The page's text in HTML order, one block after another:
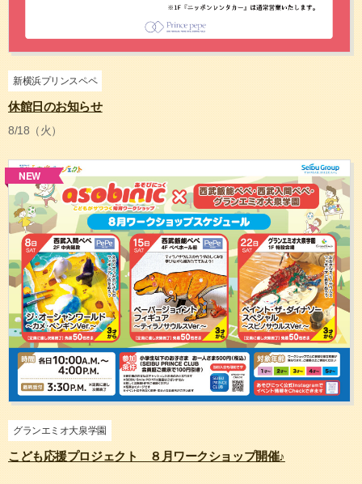
新横浜プリンスペペ
休館日のお知らせ
8/18（火）
NEW
グランエミオ大泉学園
こども応援プロジェクト ８月ワークショップ開催♪